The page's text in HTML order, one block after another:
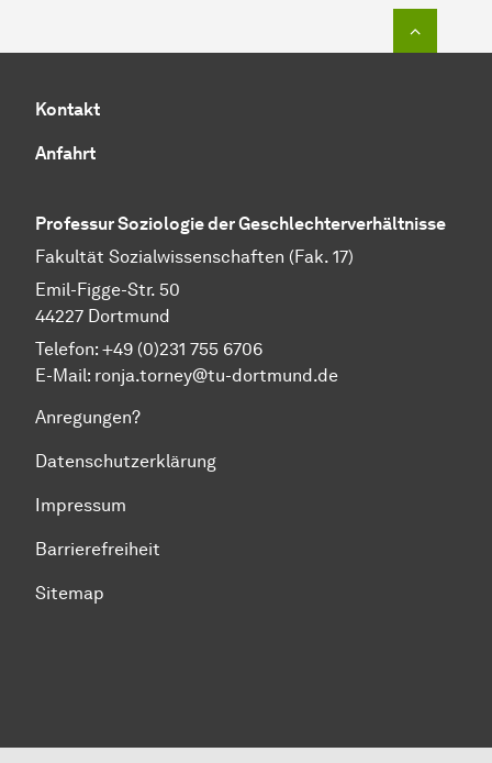
Kontakt
Anfahrt
Professur Soziologie derGeschlechter­verhältnisse
Fakultät Sozialwissenschaften (Fak. 17)
Emil-Figge-Str. 50
44227 Dort­mund
Telefon: +49 (0)231 755 6706
E-Mail: ronja.torney@tu-dortmund.de
Anregungen?
Datenschutzerklärung
Impressum
Barrierefreiheit
Sitemap